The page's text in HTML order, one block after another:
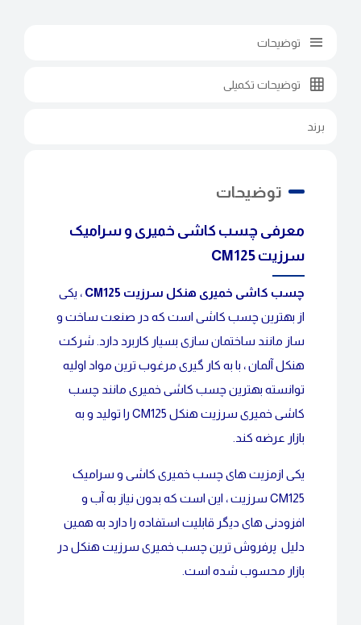
توضیحات
توضیحات تکمیلی
برند
توضیحات
معرفی چسب کاشی خمیری و سرامیک
سرزیت CM125
چسب کاشی خمیری هنکل سرزیت CM125
، یکی
از بهترین چسب کاشی است که در صنعت ساخت و
ساز مانند ساختمان سازی بسیار کاربرد دارد. شرکت
هنکل آلمان ، با به کار گیری مرغوب ترین مواد اولیه
توانسته بهترین چسب کاشی خمیری مانند چسب
کاشی خمیری سرزیت هنکل CM125 را تولید و به
بازار عرضه کند.
یکی ازمزیت های چسب خمیری کاشی و سرامیک
CM125 سرزیت ، این است که بدون نیاز به آب و
افزودنی های دیگر قابلیت استفاده را دارد به همین
دلیل پرفروش ترین چسب خمیری سرزیت هنکل در
بازار محسوب شده است.